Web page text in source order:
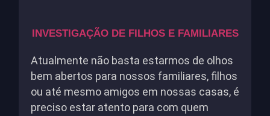
INVESTIGAÇÃO DE FILHOS E FAMILIARES
Atualmente não basta estarmos de olhos
bem abertos para nossos familiares, filhos
ou até mesmo amigos em nossas casas, é
preciso estar atento para com quem